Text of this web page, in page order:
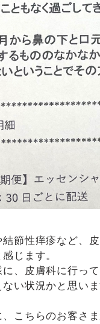
節性痒疹など、
じます。
、皮膚科に行っ
い状況かと思いま
、こちらのお客さ